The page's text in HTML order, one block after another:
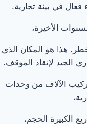
في بيئة تجارية.
الأخيرة،
هذا هو المكان الذي
الجيد لإنقاذ الموقف.
الآلاف من وحدات
الكبيرة الحجم،